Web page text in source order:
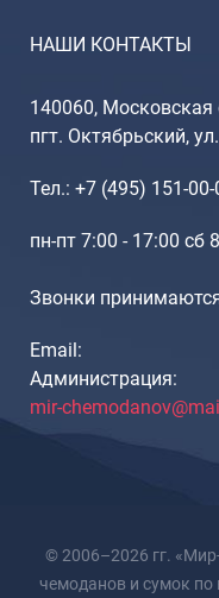
НАШИ КОНТАКТЫ
140060,
пгт. Октябрьский,
Тел.: +7 (495) 151-00-
пн-пт 7:00 - 17:00 сб
Звонки
Email:
Администрация:
mir-
© 2006–2026 гг.
чемоданов и сумок